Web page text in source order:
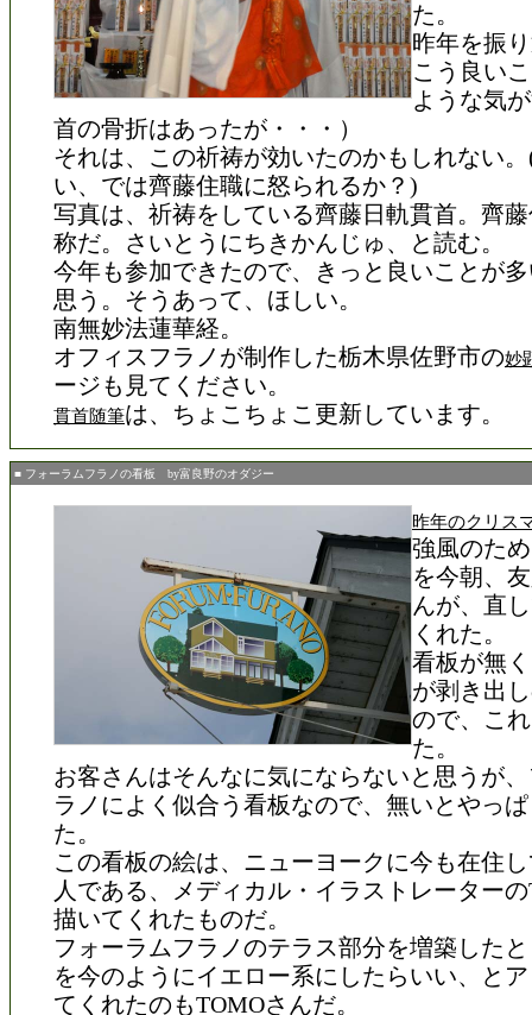
た。
昨年を振
こう良い
ような気
首の骨折はあったが・・・）
それは、この祈祷が効いたのかもしれない
い、では齊藤住職に怒られるか？)
写真は、祈祷をしている齊藤日軌貫首。齊
称だ。さいとうにちきかんじゅ、と読む。
今年も参加できたので、きっと良いことが
思う。そうあって、ほしい。
南無妙法蓮華経。
オフィスフラノが制作した栃木県佐野市の妙
ージも見てください。
貫首随筆は、ちょこちょこ更新しています。
■ フォーラムフラノの看板 by富良野のオダジー
昨年のクリス
強風のた
を今朝、
んが、直
くれた。
看板が無
が剥き出
ので、こ
た。
お客さんはそんなに気にならないと思うが
ラノによく似合う看板なので、無いとやっ
た。
この看板の絵は、ニューヨークに今も在住
人である、メディカル・イラストレーター
描いてくれたものだ。
フォーラムフラノのテラス部分を増築した
を今のようにイエロー系にしたらいい、と
てくれたのもTOMOさんだ。